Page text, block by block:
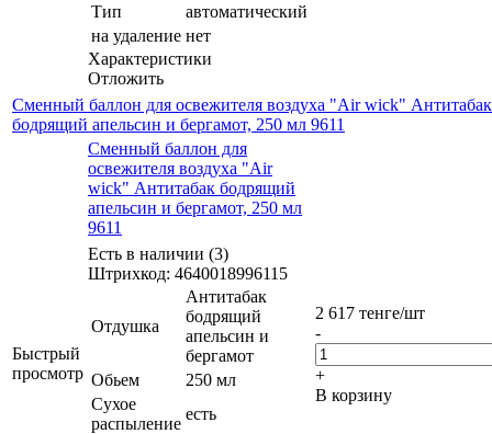
Тип
автоматический
на удаление нет
Характеристики
Отложить
Сменный баллон для освежителя воздуха "Air wick" Антитабак
бодрящий апельсин и бергамот, 250 мл 9611
Быстрый
просмотр
Сменный баллон для
освежителя воздуха "Air
wick" Антитабак бодрящий
апельсин и бергамот, 250 мл
9611
Есть в наличии (3)
Штрихкод: 4640018996115
Отдушка
Антитабак
бодрящий
апельсин и
бергамот
Обьем
250 мл
Сухое
распыление
есть
2 617 тенге/шт
-
+
В корзину